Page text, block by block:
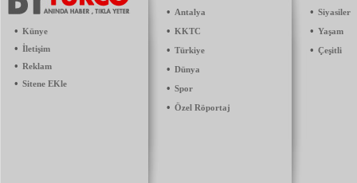
• Künye
• İletişim
• Reklam
• Sitene EKle
• Antalya
• KKTC
• Türkiye
• Dünya
• Spor
• Özel Röportaj
• Siyasiler
• Yaşam
• Çeşitli